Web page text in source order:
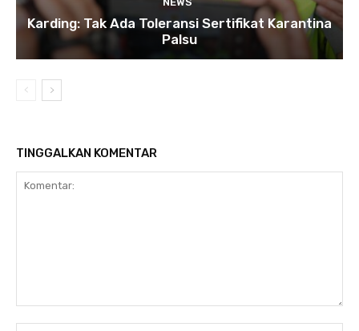
Karding: Tak Ada Toleransi Sertifikat Karantina
Palsu
TINGGALKAN KOMENTAR